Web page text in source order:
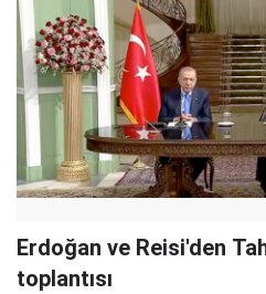
Erdoğan ve Reisi'den
toplantısı